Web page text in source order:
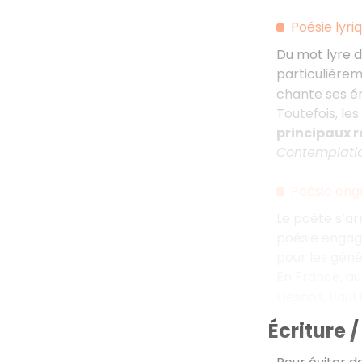
Poésie
Du mot lyre
chante ses
Toutefois,
principaux
Écriture